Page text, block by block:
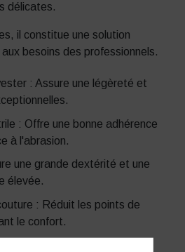
délicates.
il constitue une solution
besoins des professionnels.
: Assure une légèreté et
: Offre une bonne adhérence
à l'abrasion.
une grande dextérité et une
élevée.
: Réduit les points de
le confort.